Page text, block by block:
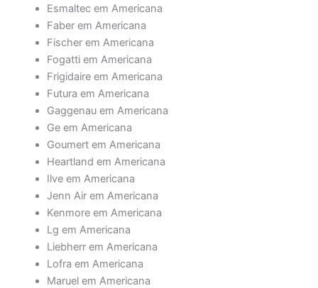
Esmaltec em Americana
Faber em Americana
Fischer em Americana
Fogatti em Americana
Frigidaire em Americana
Futura em Americana
Gaggenau em Americana
Ge em Americana
Goumert em Americana
Heartland em Americana
Ilve em Americana
Jenn Air em Americana
Kenmore em Americana
Lg em Americana
Liebherr em Americana
Lofra em Americana
Maruel em Americana